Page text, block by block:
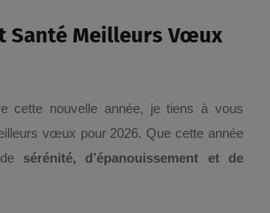
Santé Meilleurs Vœux
cette nouvelle année, je tiens à vous
vœux pour 2026. Que cette année
sérénité, d’épanouissement et de